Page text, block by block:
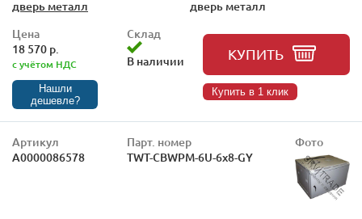
дверь металл
дверь металл
Цена
18 570 р.
с учётом НДС
Нашли
дешевле?
Склад
В наличии
КУПИТЬ
Купить в 1 клик
Артикул
А0000086578
Парт. номер
TWT-CBWPM-6U-6x8-GY
Фото